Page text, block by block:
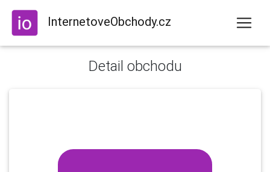
InternetoveObchody.cz
Detail obchodu